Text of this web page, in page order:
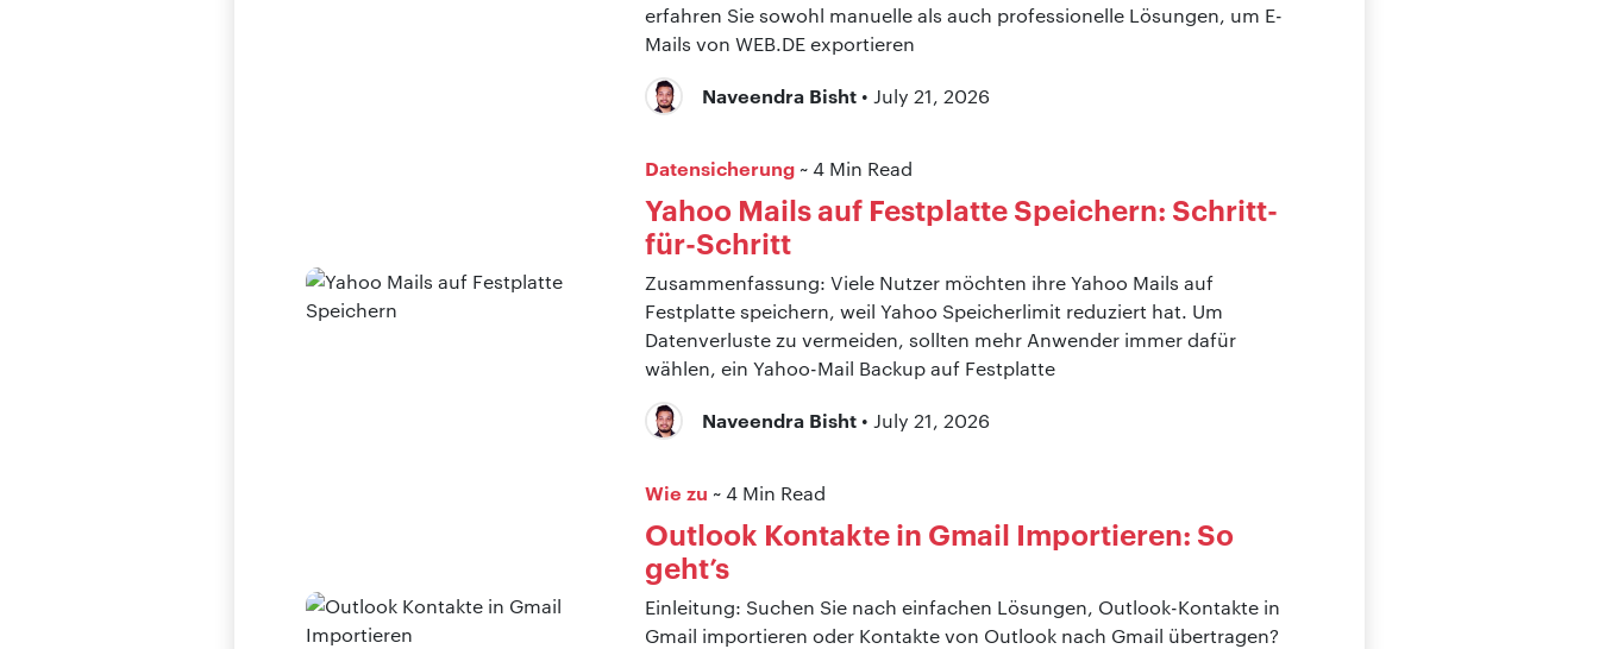
erfahren Sie sowohl manuelle als auch professionelle Lösungen, um E-
Mails von WEB.DE exportieren
Naveendra Bisht• July 21, 2026
Datensicherung~ 4 Min Read
Yahoo Mails auf Festplatte Speichern: Schritt-
für-Schritt
Zusammenfassung: Viele Nutzer möchten ihre Yahoo Mails auf
Festplatte speichern, weil Yahoo Speicherlimit reduziert hat. Um
Datenverluste zu vermeiden, sollten mehr Anwender immer dafür
wählen, ein Yahoo-Mail Backup auf Festplatte
Naveendra Bisht• July 21, 2026
Wie zu ~ 4 Min Read
Outlook Kontakte in Gmail Importieren: So
geht’s
Einleitung: Suchen Sie nach einfachen Lösungen, Outlook-Kontakte in
Gmail importieren oder Kontakte von Outlook nach Gmail übertragen?